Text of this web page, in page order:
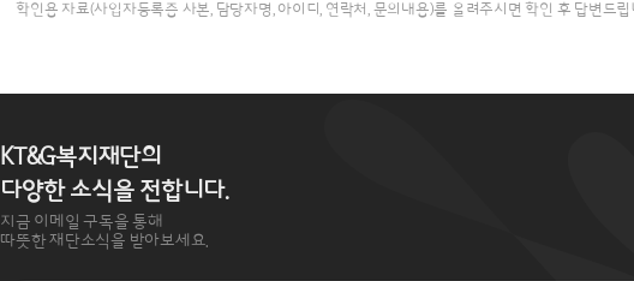
확인용 자료(사업자등록증 사본, 담당자명, 아이디, 연락처, 문의내용)를 올려주시면 확인 후 답변드립
KT&G복지재단의
다양한 소식을 전합니다.
지금 이메일 구독을 통해
따뜻한 재단소식을 받아보세요.